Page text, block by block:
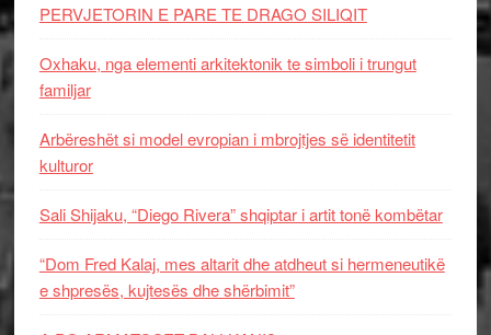
PERVJETORIN E PARE TE DRAGO SILIQIT
Oxhaku, nga elementi arkitektonik te simboli i trungut
familjar
Arbëreshët si model evropian i mbrojtjes së identitetit
kulturor
Sali Shijaku, “Diego Rivera” shqiptar i artit tonë kombëtar
“Dom Fred Kalaj, mes altarit dhe atdheut si hermeneutikë
e shpresës, kujtesës dhe shërbimit”